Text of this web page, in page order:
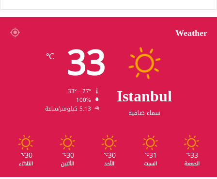
Weather
Istanbul
سماء صافية
33
℃
100%
5.13 كيلومتر/ساعة
33
℃
الجمعة
31
℃
السبت
30
℃
الأحد
30
℃
الأثنين
30
℃
الثلاثاء